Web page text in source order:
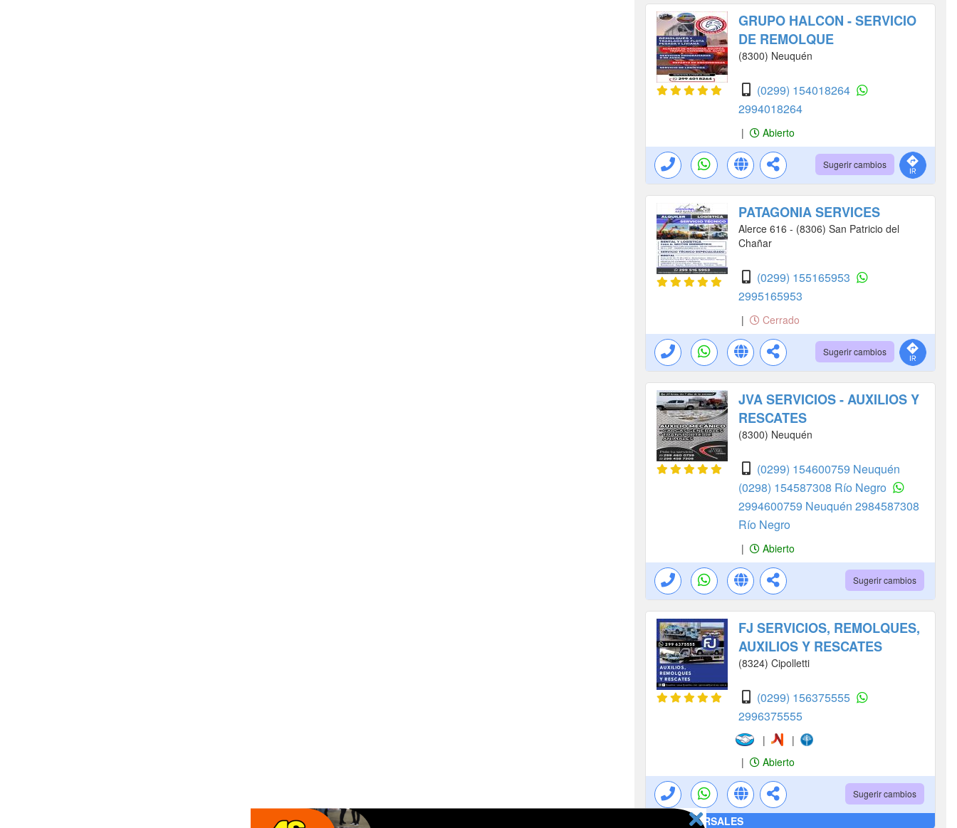
GRUPO HALCON - SERVICIO
DE REMOLQUE
(8300) Neuquén
(0299) 154018264
2994018264
| Abierto
Sugerir cambios
PATAGONIA SERVICES
Alerce 616 - (8306) San Patricio del
Chañar
(0299) 155165953
2995165953
| Cerrado
Sugerir cambios
JVA SERVICIOS - AUXILIOS Y
RESCATES
(8300) Neuquén
(0299) 154600759 Neuquén
(0298) 154587308 Río Negro
2994600759 Neuquén 2984587308
Río Negro
| Abierto
Sugerir cambios
FJ SERVICIOS, REMOLQUES,
AUXILIOS Y RESCATES
(8324) Cipolletti
(0299) 156375555
2996375555
|
|
|
Abierto
Sugerir cambios
VER SUCURSALES